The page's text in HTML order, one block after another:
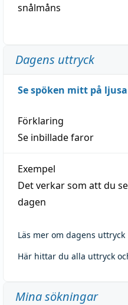
snålmåns
Dagens uttryck
Se spöken mitt på
Förklaring
Se inbillade faror
Exempel
Det verkar som att du
dagen
Läs mer om dagens uttryck
Här hittar du alla uttryck
Mina sökningar